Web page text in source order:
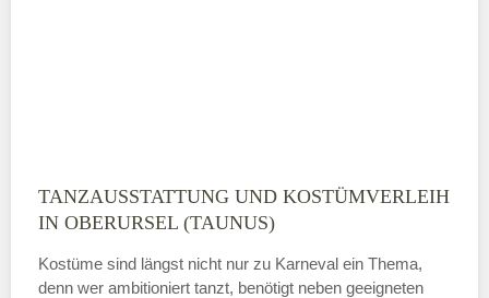
TANZAUSSTATTUNG UND KOSTÜMVERLEIH
IN OBERURSEL (TAUNUS)
Kostüme sind längst nicht nur zu Karneval ein Thema,
denn wer ambitioniert tanzt, benötigt neben geeigneten